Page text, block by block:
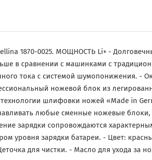
1870-0025. МОЩНОСТЬ Li+ -
в сравнении с машинками с
тока с системой шумопонижения. -
ножевой блок из
шлифовки ножей «Made in
любые сменные ножевые блоки,
зарядки сопровождаются
уровня зарядки батареи. - Цвет:
для чистки. - Масло для ухода за